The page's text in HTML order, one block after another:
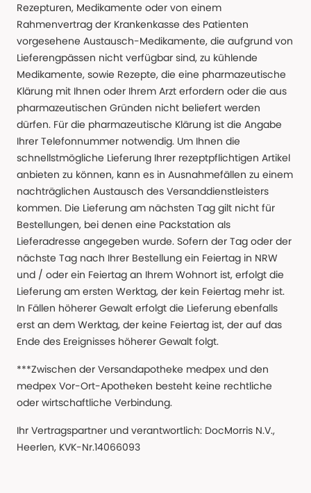
Rezepturen, Medikamente oder von einem
Rahmenvertrag der Krankenkasse des Patienten
vorgesehene Austausch-Medikamente, die aufgrund von
Lieferengpässen nicht verfügbar sind, zu kühlende
Medikamente, sowie Rezepte, die eine pharmazeutische
Klärung mit Ihnen oder Ihrem Arzt erfordern oder die aus
pharmazeutischen Gründen nicht beliefert werden
dürfen. Für die pharmazeutische Klärung ist die Angabe
Ihrer Telefonnummer notwendig. Um Ihnen die
schnellstmögliche Lieferung Ihrer rezeptpflichtigen Artikel
anbieten zu können, kann es in Ausnahmefällen zu einem
nachträglichen Austausch des Versanddienstleisters
kommen. Die Lieferung am nächsten Tag gilt nicht für
Bestellungen, bei denen eine Packstation als
Lieferadresse angegeben wurde. Sofern der Tag oder der
nächste Tag nach Ihrer Bestellung ein Feiertag in NRW
und / oder ein Feiertag an Ihrem Wohnort ist, erfolgt die
Lieferung am ersten Werktag, der kein Feiertag mehr ist.
In Fällen höherer Gewalt erfolgt die Lieferung ebenfalls
erst an dem Werktag, der keine Feiertag ist, der auf das
Ende des Ereignisses höherer Gewalt folgt.
***Zwischen der Versandapotheke medpex und den
medpex Vor-Ort-Apotheken besteht keine rechtliche
oder wirtschaftliche Verbindung.
Ihr Vertragspartner und verantwortlich: DocMorris N.V.,
Heerlen, KVK-Nr.14066093